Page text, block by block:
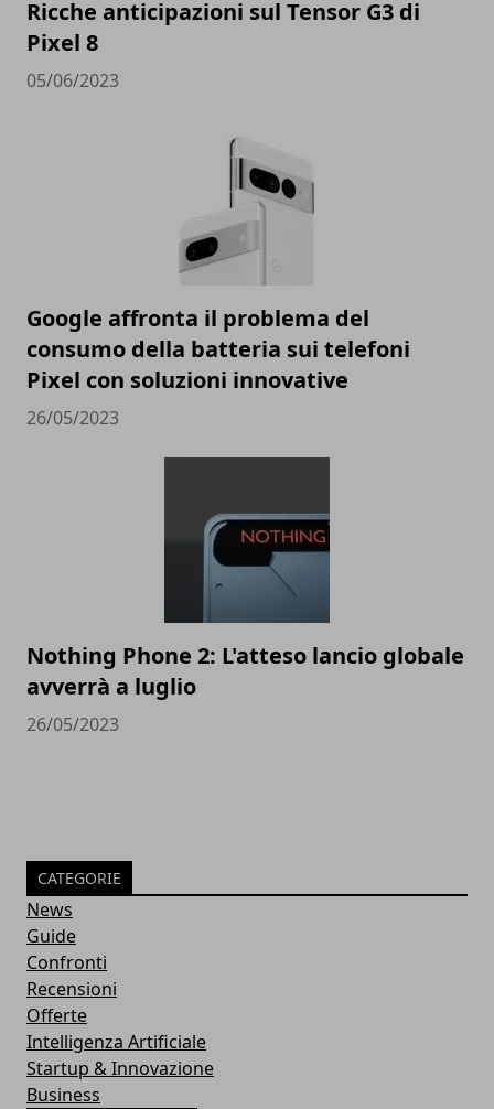
Ricche anticipazioni sul Tensor G3 di
Pixel 8
05/06/2023
Google affronta il problema del
consumo della batteria sui telefoni
Pixel con soluzioni innovative
26/05/2023
Nothing Phone 2: L'atteso lancio globale
avverrà a luglio
26/05/2023
CATEGORIE
News
Guide
Confronti
Recensioni
Offerte
Intelligenza Artificiale
Startup & Innovazione
Business